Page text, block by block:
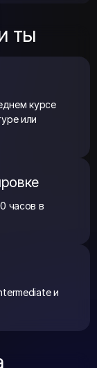
ты
курсе
или
часов в
и